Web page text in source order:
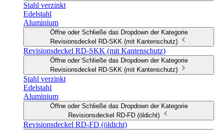
Stahl verzinkt
Edelstahl
Aluminium
Öffne oder Schließe das Dropdown der Kategorie
Revisionsdeckel RD-SKK (mit Kantenschutz)
Revisionsdeckel RD-SKK (mit Kantenschutz)
Öffne oder Schließe das Dropdown der Kategorie
Revisionsdeckel RD-SKK (mit Kantenschutz)
Stahl verzinkt
Edelstahl
Aluminium
Öffne oder Schließe das Dropdown der Kategorie
Revisionsdeckel RD-FD (öldicht)
Revisionsdeckel RD-FD (öldicht)